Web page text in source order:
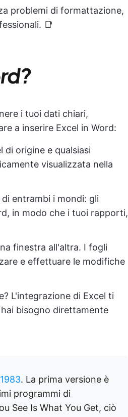
problemi di formattazione,
📑
i tuoi dati chiari,
a inserire Excel in Word:
di origine e qualsiasi
visualizzata nella
entrambi i mondi: gli
in modo che i tuoi rapporti,
finestra all'altra. I fogli
e effettuare le modifiche
L'integrazione di Excel ti
bisogno direttamente
. La prima versione è
programmi di
See Is What You Get, ciò